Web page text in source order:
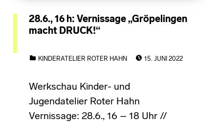
28.6., 16 h: Vernissage „Gröpelingen
macht DRUCK!“
KINDERATELIER ROTER HAHN
15. JUNI 2022
Werkschau Kinder- und
Jugendatelier Roter Hahn
Vernissage: 28.6., 16 – 18 Uhr //